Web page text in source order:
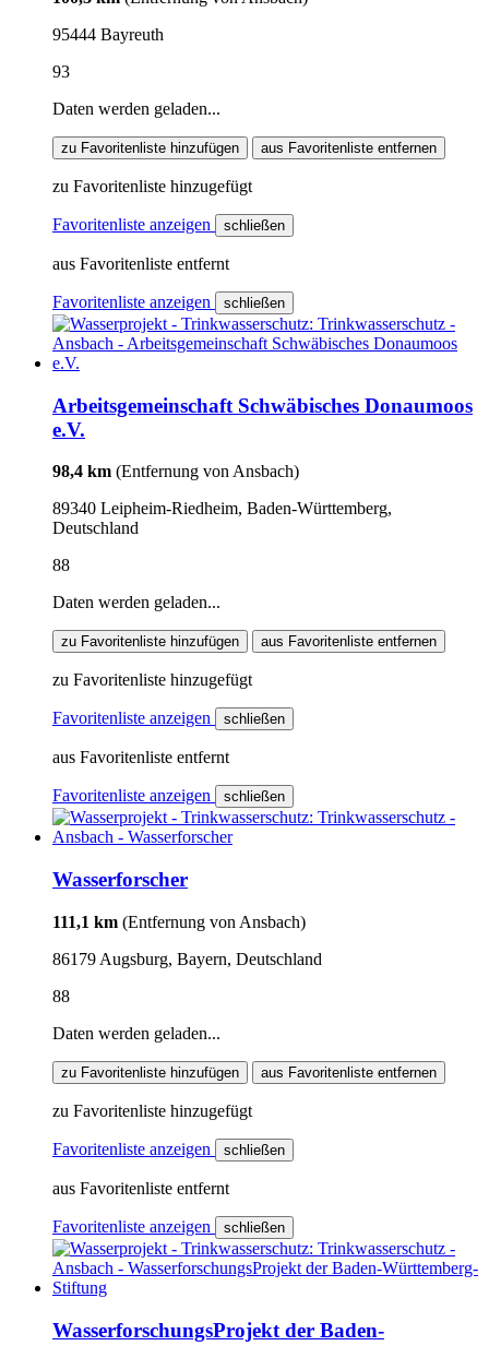
95444 Bayreuth
93
Daten werden geladen...
zu Favoritenliste hinzufügen aus Favoritenliste entfernen
zu Favoritenliste hinzugefügt
Favoritenliste anzeigen schließen
aus Favoritenliste entfernt
Favoritenliste anzeigen schließen
Arbeitsgemeinschaft Schwäbisches Donaumoos
e.V.
98,4 km (Entfernung von Ansbach)
89340 Leipheim-Riedheim, Baden-Württemberg,
Deutschland
88
Daten werden geladen...
zu Favoritenliste hinzufügen aus Favoritenliste entfernen
zu Favoritenliste hinzugefügt
Favoritenliste anzeigen schließen
aus Favoritenliste entfernt
Favoritenliste anzeigen schließen
Wasserforscher
111,1 km (Entfernung von Ansbach)
86179 Augsburg, Bayern, Deutschland
88
Daten werden geladen...
zu Favoritenliste hinzufügen aus Favoritenliste entfernen
zu Favoritenliste hinzugefügt
Favoritenliste anzeigen schließen
aus Favoritenliste entfernt
Favoritenliste anzeigen schließen
WasserforschungsProjekt der Baden-